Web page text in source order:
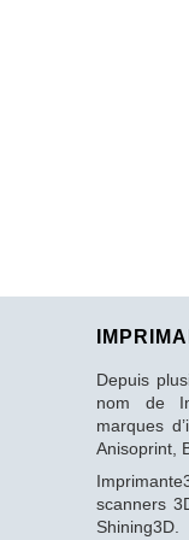
Depuis
nom de
marques
Anisoprint,
scanners
Shining3D.